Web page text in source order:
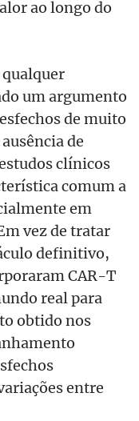
ao longo do
um argumento
de muito
de
clínicos
comum a
em
vez de tratar
definitivo,
CAR-T
real para
obtido nos
entre